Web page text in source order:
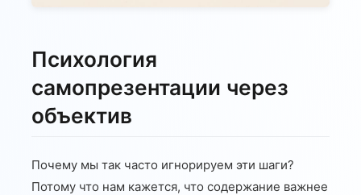
Психология
самопрезентации через
объектив
Почему мы так часто игнорируем эти шаги?
Потому что нам кажется, что содержание важнее